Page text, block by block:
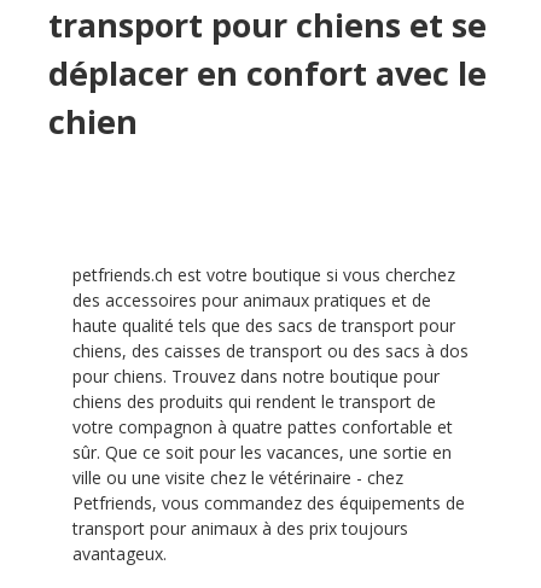
transport pour chiens et se
déplacer en confort avec le
chien
petfriends.ch est votre boutique si vous cherchez
des accessoires pour animaux pratiques et de
haute qualité tels que des sacs de transport pour
chiens, des caisses de transport ou des sacs à dos
pour chiens. Trouvez dans notre boutique pour
chiens des produits qui rendent le transport de
votre compagnon à quatre pattes confortable et
sûr. Que ce soit pour les vacances, une sortie en
ville ou une visite chez le vétérinaire - chez
Petfriends, vous commandez des équipements de
transport pour animaux à des prix toujours
avantageux.